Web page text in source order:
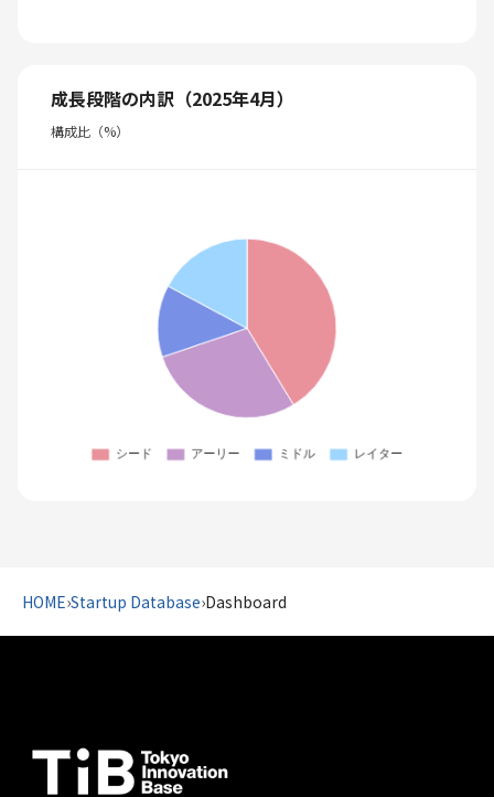
成長段階の内訳（2025年4月）
構成比（%）
HOME›Startup Database›Dashboard